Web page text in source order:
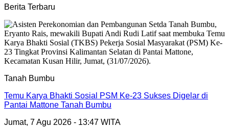
Berita Terbaru
Tanah Bumbu
Temu Karya Bhakti Sosial PSM Ke-23 Sukses Digelar di
Pantai Mattone Tanah Bumbu
Jumat, 7 Agu 2026 - 13:47 WITA